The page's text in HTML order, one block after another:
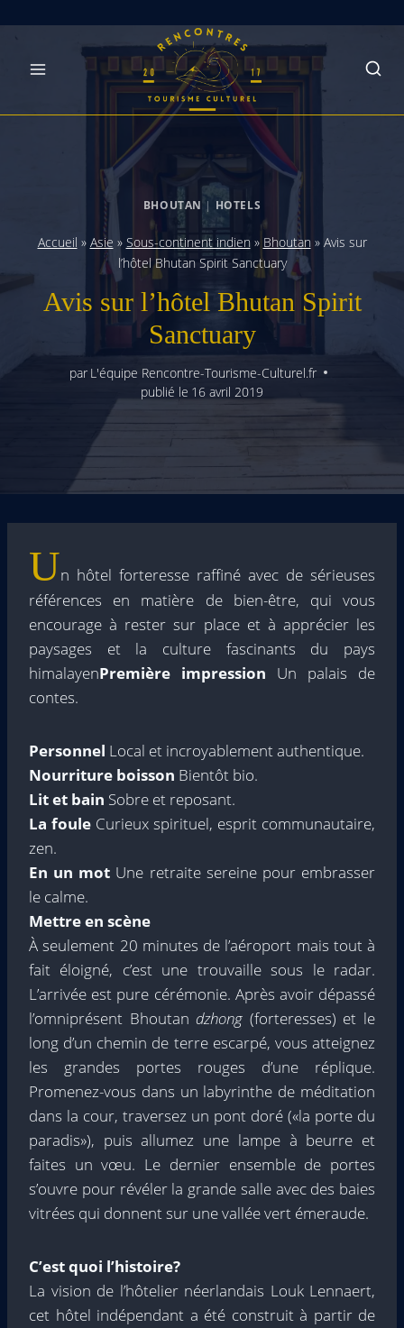
BHOUTAN | HOTELS
Accueil » Asie » Sous-continent indien» Bhoutan » Avis sur
l’hôtel Bhutan Spirit Sanctuary
Avis sur l’hôtel Bhutan Spirit
Sanctuary
par L'équipe Rencontre-Tourisme-Culturel.fr
publié le 16 avril 2019
Un hôtel forteresse raffiné avec de sérieuses
références en matière de bien-être, qui vous
encourage à rester sur place et à apprécier les
paysages et la culture fascinants du pays
himalayenPremière impression Un palais de
contes.
Personnel Local et incroyablement authentique.
Nourriture boisson Bientôt bio.
Lit et bain Sobre et reposant.
La foule Curieux spirituel, esprit communautaire,
zen.
En un mot Une retraite sereine pour embrasser
le calme.
Mettre en scène
À seulement 20 minutes de l’aéroport mais tout à
fait éloigné, c’est une trouvaille sous le radar.
L’arrivée est pure cérémonie. Après avoir dépassé
l’omniprésent Bhoutan dzhong (forteresses) et le
long d’un chemin de terre escarpé, vous atteignez
les grandes portes rouges d’une réplique.
Promenez-vous dans un labyrinthe de méditation
dans la cour, traversez un pont doré («la porte du
paradis»), puis allumez une lampe à beurre et
faites un vœu. Le dernier ensemble de portes
s’ouvre pour révéler la grande salle avec des baies
vitrées qui donnent sur une vallée vert émeraude.
C’est quoi l’histoire?
La vision de l’hôtelier néerlandais Louk Lennaert,
cet hôtel indépendant a été construit à partir de